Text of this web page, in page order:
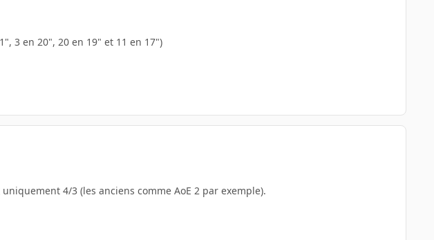
3 en 20", 20 en 19" et 11 en 17")
4/3 (les anciens comme AoE 2 par exemple).